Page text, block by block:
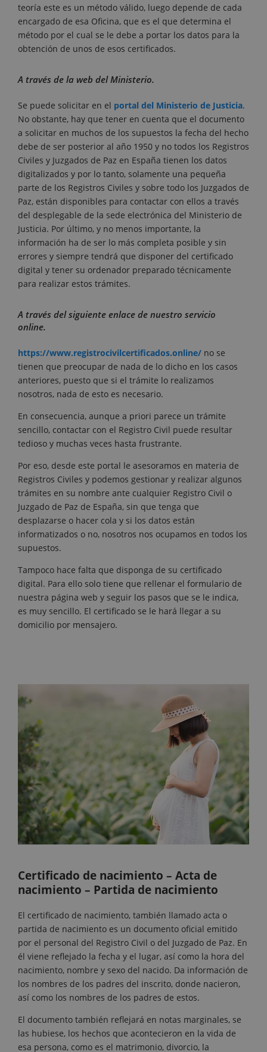
teoría este es un método válido, luego depende de cada
encargado de esa Oficina, que es el que determina el
método por el cual se le debe a portar los datos para la
obtención de unos de esos certificados.
A través de la web del Ministerio.
Se puede solicitar en el portal del Ministerio de Justicia.
No obstante, hay que tener en cuenta que el documento
a solicitar en muchos de los supuestos la fecha del hecho
debe de ser posterior al año 1950 y no todos los Registros
Civiles y Juzgados de Paz en España tienen los datos
digitalizados y por lo tanto, solamente una pequeña
parte de los Registros Civiles y sobre todo los Juzgados de
Paz, están disponibles para contactar con ellos a través
del desplegable de la sede electrónica del Ministerio de
Justicia. Por último, y no menos importante, la
información ha de ser lo más completa posible y sin
errores y siempre tendrá que disponer del certificado
digital y tener su ordenador preparado técnicamente
para realizar estos trámites.
A través del siguiente enlace de nuestro servicio
online.
https://www.registrocivilcertificados.online/ no se
tienen que preocupar de nada de lo dicho en los casos
anteriores, puesto que si el trámite lo realizamos
nosotros, nada de esto es necesario.
En consecuencia, aunque a priori parece un trámite
sencillo, contactar con el Registro Civil puede resultar
tedioso y muchas veces hasta frustrante.
Por eso, desde este portal le asesoramos en materia de
Registros Civiles y podemos gestionar y realizar algunos
trámites en su nombre ante cualquier Registro Civil o
Juzgado de Paz de España, sin que tenga que
desplazarse o hacer cola y si los datos están
informatizados o no, nosotros nos ocupamos en todos los
supuestos.
Tampoco hace falta que disponga de su certificado
digital. Para ello solo tiene que rellenar el formulario de
nuestra página web y seguir los pasos que se le indica,
es muy sencillo. El certificado se le hará llegar a su
domicilio por mensajero.
Certificado de nacimiento – Acta de
nacimiento – Partida de nacimiento
El certificado de nacimiento, también llamado acta o
partida de nacimiento es un documento oficial emitido
por el personal del Registro Civil o del Juzgado de Paz. En
él viene reflejado la fecha y el lugar, así como la hora del
nacimiento, nombre y sexo del nacido. Da información de
los nombres de los padres del inscrito, donde nacieron,
así como los nombres de los padres de estos.
El documento también reflejará en notas marginales, se
las hubiese, los hechos que acontecieron en la vida de
esa persona, como es el matrimonio, divorcio, la